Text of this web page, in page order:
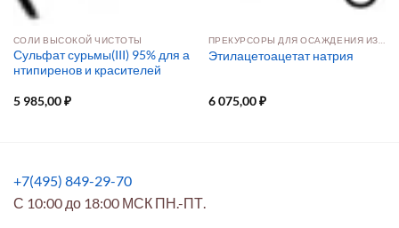
СОЛИ ВЫСОКОЙ ЧИСТОТЫ
Сульфат сурьмы(III) 95% для а
нтипиренов и красителей
5 985,00₽
Этилацетоацетат натрия
6 075,00₽
+7(495) 849-29-70
С 10:00 до 18:00 МСК ПН.-ПТ.